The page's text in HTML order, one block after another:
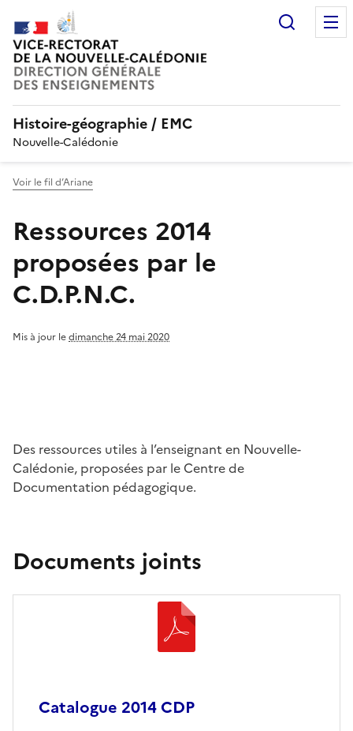
Histoire-géographie / EMC
Nouvelle-Calédonie
Voir le fil d’Ariane
Ressources 2014
proposées par le
C.D.P.N.C.
Mis à jour ledimanche 24 mai 2020
Des ressources utiles à l’enseignant en Nouvelle-
Calédonie, proposées par le Centre de
Documentation pédagogique.
Documents joints
Catalogue 2014 CDP